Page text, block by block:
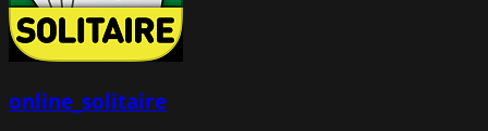
online_solitaire